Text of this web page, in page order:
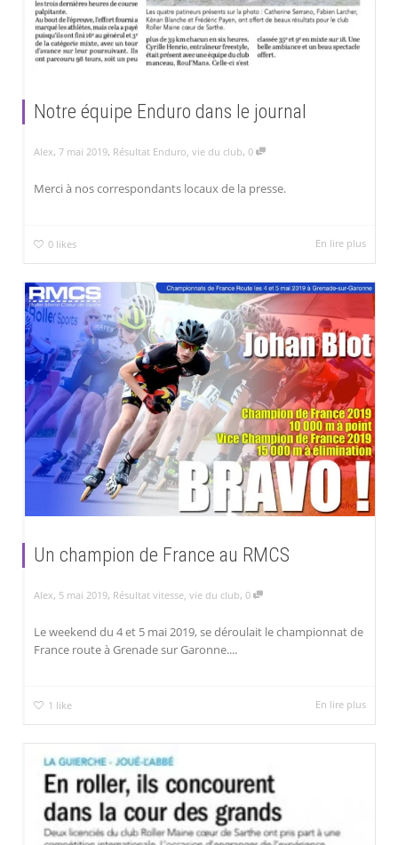
Notre équipe Enduro dans le journal
Alex, 7 mai 2019, Résultat Enduro, vie du club, 0
Merci à nos correspondants locaux de la presse.
0 likes En lire plus
Un champion de France au RMCS
Alex, 5 mai 2019, Résultat vitesse, vie du club, 0
Le weekend du 4 et 5 mai 2019, se déroulait le championnat de
France route à Grenade sur Garonne....
1 like En lire plus